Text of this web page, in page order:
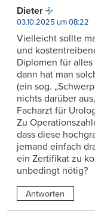
Dieter
03.10.2025 um 08:22
Vielleicht sollte
und
Diplomen für
dann hat man
(ein sog.
nichts darüber
Facharzt für
Zu
dass diese
jemand einfach
ein Zertifikat zu
unbedingt nötig?
Antworten